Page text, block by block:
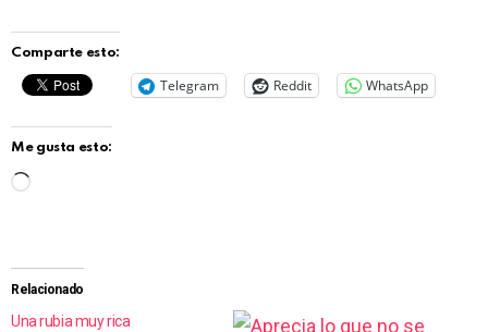
Comparte esto:
Telegram Reddit WhatsApp
Me gusta esto:
g
a
Relacionado
Una rubia muy rica